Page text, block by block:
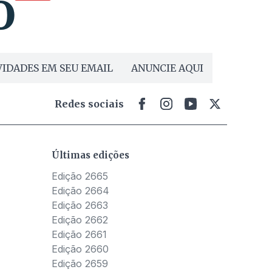
EM SEU EMAIL ANUNCIE AQUI
Redes sociais
Últimas edições
Edição 2665
Edição 2664
Edição 2663
Edição 2662
Edição 2661
Edição 2660
Edição 2659